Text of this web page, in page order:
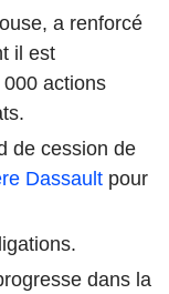
a renforcé
il est
actions
de cession de
Dassault pour
dans la